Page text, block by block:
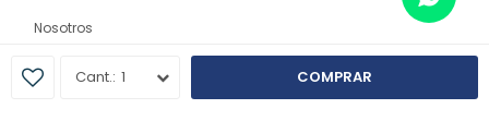
1 COMPRAR
Nosotros